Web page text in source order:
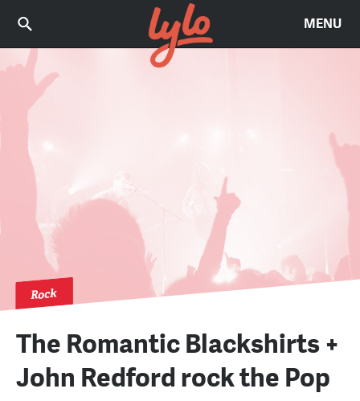
MENU
Rock
The Romantic Blackshirts +
John Redford rock the Pop